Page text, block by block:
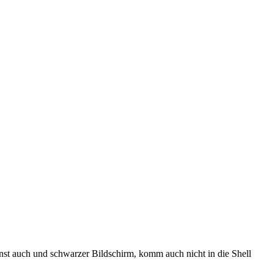
auch und schwarzer Bildschirm, komm auch nicht in die Shell